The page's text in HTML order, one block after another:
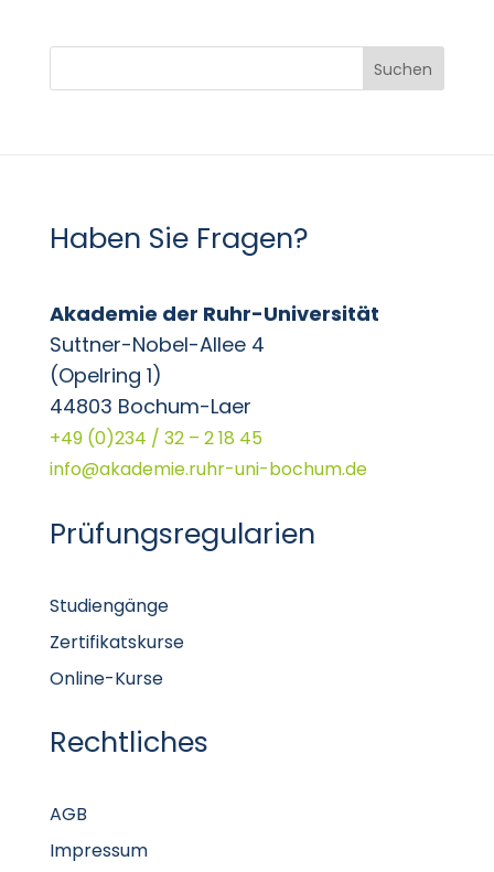
Suchen
Haben Sie Fragen?
Akademie der Ruhr-Universität
Suttner-Nobel-Allee 4
(Opelring 1)
44803 Bochum-Laer
+49 (0)234 / 32 – 2 18 45
info@akademie.ruhr-uni-bochum.de
Prüfungsregularien
Studiengänge
Zertifikatskurse
Online-Kurse
Rechtliches
AGB
Impressum